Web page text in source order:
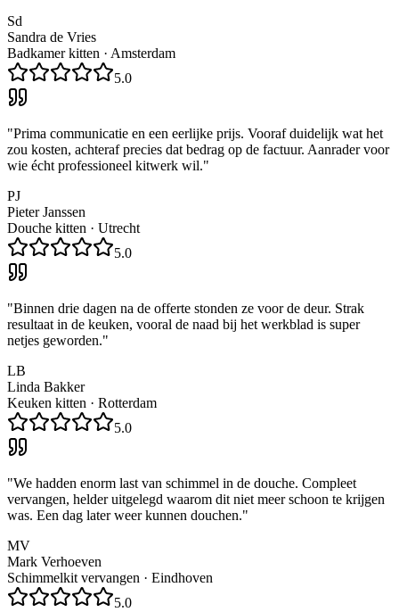
Sd
Sandra de Vries
Badkamer kitten · Amsterdam
5.0
"Prima communicatie en een eerlijke prijs. Vooraf duidelijk wat het
zou kosten, achteraf precies dat bedrag op de factuur. Aanrader voor
wie écht professioneel kitwerk wil."
PJ
Pieter Janssen
Douche kitten · Utrecht
5.0
"Binnen drie dagen na de offerte stonden ze voor de deur. Strak
resultaat in de keuken, vooral de naad bij het werkblad is super
netjes geworden."
LB
Linda Bakker
Keuken kitten · Rotterdam
5.0
"We hadden enorm last van schimmel in de douche. Compleet
vervangen, helder uitgelegd waarom dit niet meer schoon te krijgen
was. Een dag later weer kunnen douchen."
MV
Mark Verhoeven
Schimmelkit vervangen · Eindhoven
5.0